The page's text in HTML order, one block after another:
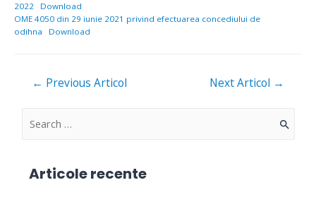
2022
Download
OME 4050 din 29 iunie 2021 privind efectuarea concediului de
odihna
Download
Navigare
← Previous Articol Next Articol →
S
Articole recente